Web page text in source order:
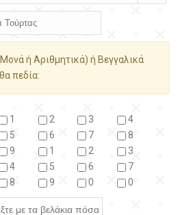
ή Αριθμητικά) ή Βεγγαλικά
πεδία:
1 2 3
4
5
6 7
8
9
1 2
3
4
5 6
7
8
9 0 0